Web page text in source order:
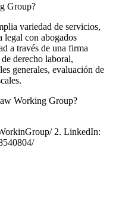
Group?
variedad de servicios,
legal con abogados
a través de una firma
derecho laboral,
generales, evaluación de
Working Group?
2. LinkedIn: